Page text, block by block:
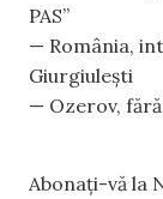
PAS”
— România,
Giurgiulești
— Ozerov,
Abonați-vă la